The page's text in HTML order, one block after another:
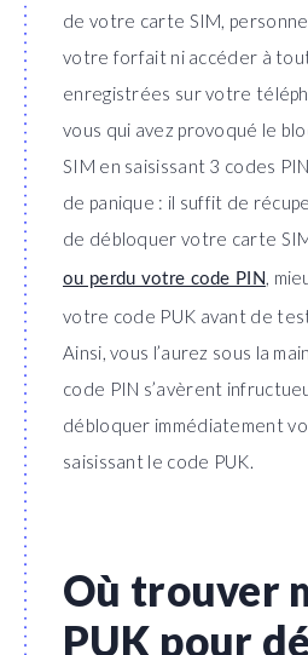
de votre carte SIM,
votre forfait ni accéder à
enregistrées sur votre
vous qui avez provoqué le
SIM en saisissant 3 codes
de panique : il suffit de
de débloquer votre carte
ou perdu votre code PIN ,
votre code PUK avant de
Ainsi, vous l’aurez sous la
code PIN s’avèrent
débloquer immédiatement
saisissant le code PUK.
Où trouver
PUK pour